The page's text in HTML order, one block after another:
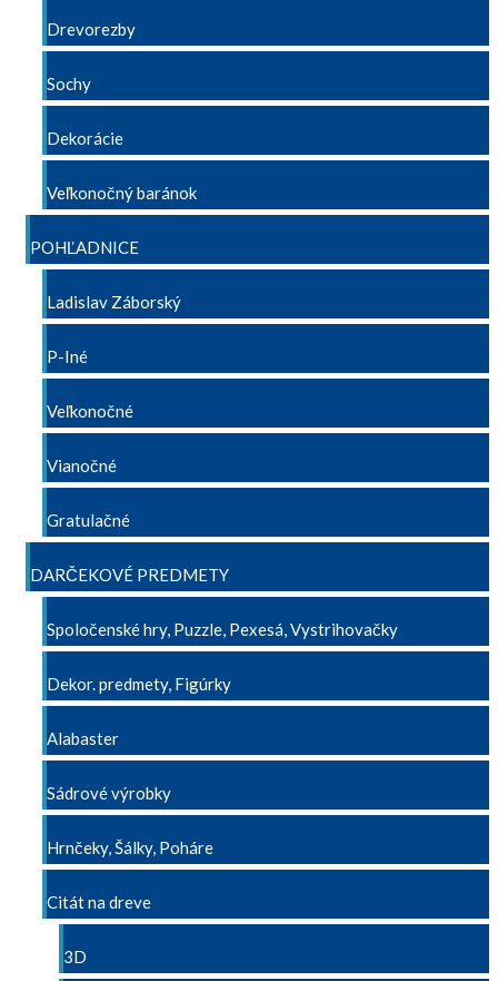
Drevorezby
Sochy
Dekorácie
Veľkonočný baránok
POHĽADNICE
Ladislav Záborský
P-Iné
Veľkonočné
Vianočné
Gratulačné
DARČEKOVÉ PREDMETY
Spoločenské hry, Puzzle, Pexesá, Vystrihovačky
Dekor. predmety, Figúrky
Alabaster
Sádrové výrobky
Hrnčeky, Šálky, Poháre
Citát na dreve
3D